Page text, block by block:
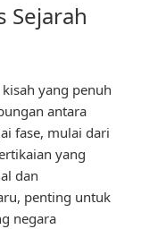
Sejarah
yang penuh
antara
fase, mulai dari
yang
dan
penting untuk
negara